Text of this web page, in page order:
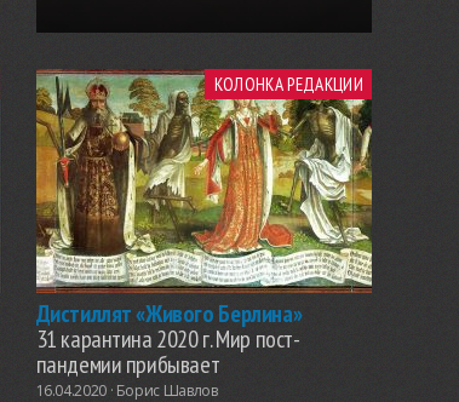
КОЛОНКА РЕДАКЦИИ
Дистиллят «Живого Берлина»
31 карантина 2020 г. Мир пост-
пандемии прибывает
16.04.2020 · Борис Шавлов